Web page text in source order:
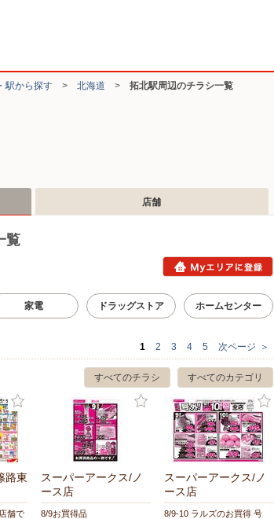
駅から探す > 北海道 > 拓北駅周辺のチラシ一覧
店舗
覧
家電 ドラッグストア ホームセンター
1 2 3 4 5 次ページ ＞
すべてのカテゴリ
すべてのチラシ
路東
舗で
スーパーアークス/ノ
ース店
8/9お買得品
スーパーアークス/ノ
ース店
8/9-10 ラルズのお買得 号